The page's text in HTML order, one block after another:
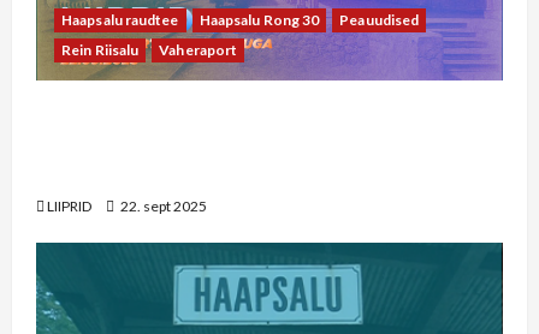
Haapsalu raudtee Haapsalu Rong 30
Peauudised
Rein Riisalu
Vaheraport
LIIPRID 22. sept 2025